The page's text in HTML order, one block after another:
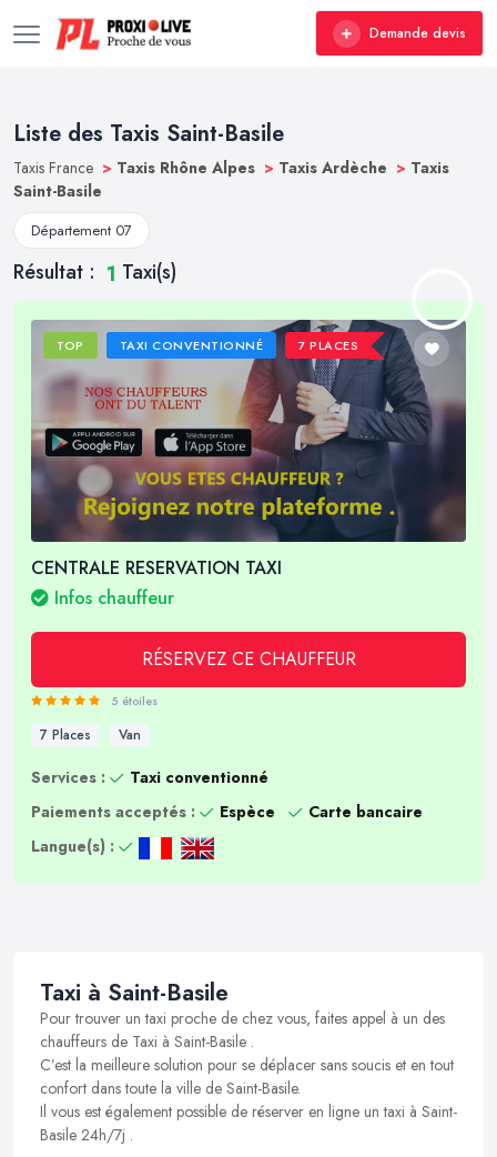
Demande devis
Liste des Taxis Saint-Basile
Taxis France > Taxis Rhône Alpes > Taxis Ardèche > Taxis
Saint-Basile
Département 07
Résultat : 1 Taxi(s)
TOP TAXI CONVENTIONNÉ 7 PLACES
CENTRALE RESERVATION TAXI
Infos chauffeur
RÉSERVEZ CE CHAUFFEUR
5 étoiles
7 Places Van
Services :
Taxi conventionné
Paiements acceptés :
Espèce
Carte bancaire
Langue(s) :
Taxi à Saint-Basile
Pour trouver un taxi proche de chez vous, faites appel à un des
chauffeurs de Taxi à Saint-Basile .
C’est la meilleure solution pour se déplacer sans soucis et en tout
confort dans toute la ville de Saint-Basile.
Il vous est également possible de réserver en ligne un taxi à Saint-
Basile 24h/7j .